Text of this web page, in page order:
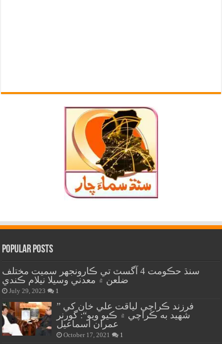
Popular Posts
سنڌ حڪومت 4 آگسٽ تي ڪارونجهر سميت مختلف
ضلعن ۾ معدني وسيلا نيلام ڪندي
July 29, 2023 1
” فرزند ڪراچي لياقت علي خان کي
شهيد به ڪراچي ۾ ڪيو ويو“: گورنر
عمران اسماعيل
October 17, 2021 1